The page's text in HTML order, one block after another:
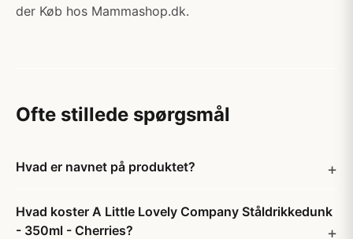
der Køb hos Mammashop.dk.
Ofte stillede spørgsmål
Hvad er navnet på produktet?
Hvad koster A Little Lovely Company Ståldrikkedunk
- 350ml - Cherries?